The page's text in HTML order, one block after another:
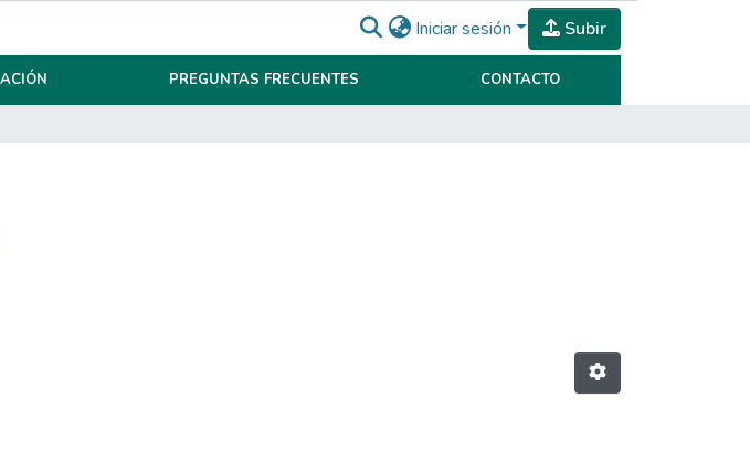
Iniciar sesión Subir
PREGUNTAS FRECUENTES CONTACTO